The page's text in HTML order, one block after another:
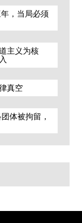
，当局必须
主义为核
真空
体被拘留，